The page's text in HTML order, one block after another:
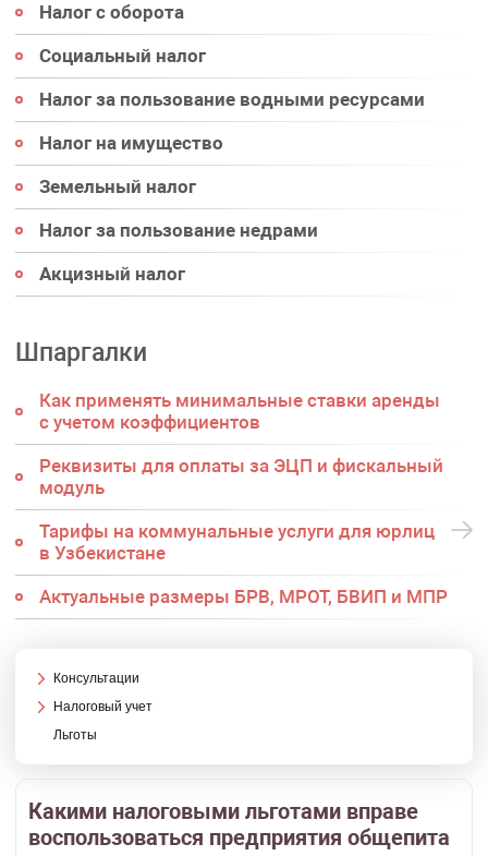
Налог с оборота
Социальный налог
Налог за пользование водными ресурсами
Налог на имущество
Земельный налог
Налог за пользование недрами
Акцизный налог
Шпаргалки
Как применять минимальные ставки аренды
с учетом коэффициентов
Реквизиты для оплаты за ЭЦП и фискальный
модуль
Тарифы на коммунальные услуги для юрлиц
в Узбекистане
Актуальные размеры БРВ, МРОТ, БВИП и МПР
Консультации
Налоговый учет
Льготы
Какими налоговыми льготами вправе
воспользоваться предприятия общепита